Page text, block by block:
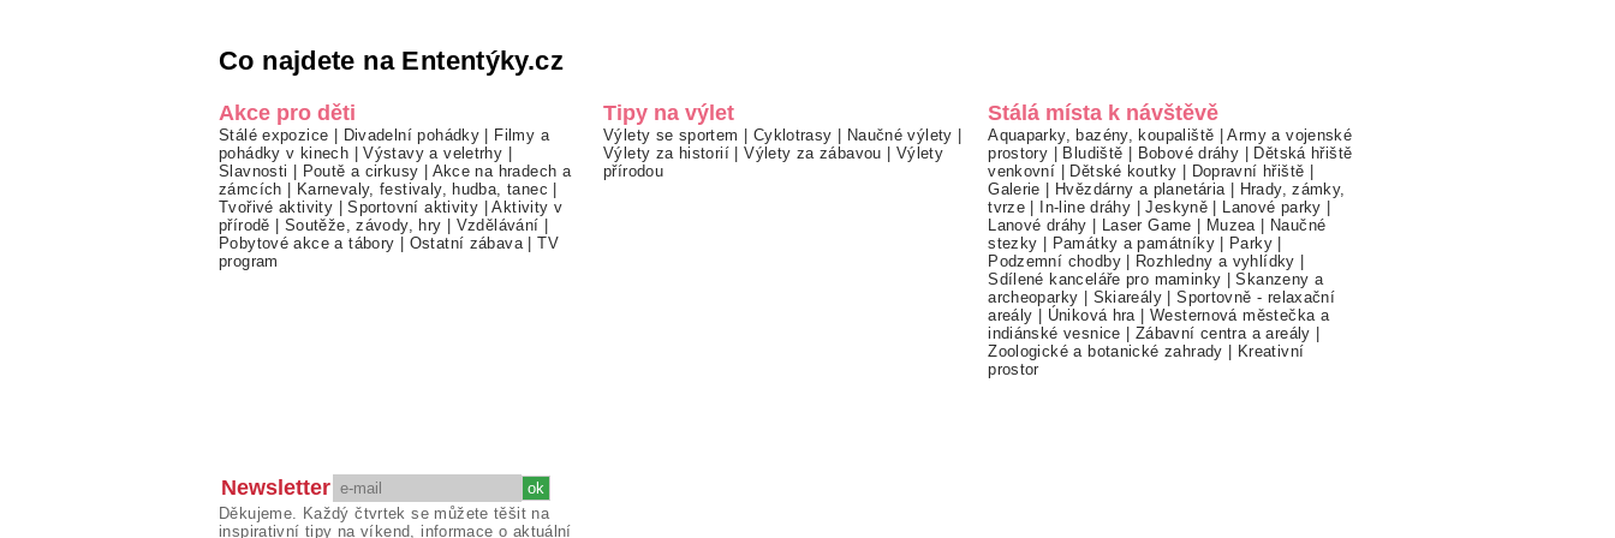
Co najdete na Ententýky.cz
Akce pro děti
Stálé expozice | Divadelní pohádky | Filmy a
pohádky v kinech |Výstavy a veletrhy |
Slavnosti | Poutě a cirkusy | Akce na hradech a
zámcích | Karnevaly, festivaly, hudba, tanec |
Tvořivé aktivity |Sportovní aktivity |Aktivity v
přírodě | Soutěže, závody, hry | Vzdělávání |
Pobytové akce a tábory | Ostatní zábava |TV
program
Tipy na výlet
Výlety se sportem | Cyklotrasy | Naučné výlety |
Výlety za historií |Výlety za zábavou | Výlety
přírodou
Stálá místa k návštěvě
Aquaparky, bazény, koupaliště |Army a vojenské
prostory | Bludiště | Bobové dráhy | Dětská hřiště
venkovní | Dětské koutky | Dopravní hřiště |
Galerie | Hvězdárny a planetária | Hrady, zámky,
tvrze | In-line dráhy |Jeskyně | Lanové parky |
Lanové dráhy | Laser Game | Muzea | Naučné
stezky | Památky a památníky| Parky |
Podzemní chodby| Rozhledny a vyhlídky |
Sdílené kanceláře pro maminky |Skanzeny a
archeoparky | Skiareály |Sportovně - relaxační
areály | Úniková hra |Westernová městečka a
indiánské vesnice | Zábavní centra a areály |
Zoologické a botanické zahrady | Kreativní
prostor
Newsletter
Děkujeme. Každý čtvrtek se můžete těšit na
inspirativní tipy na víkend, informace o aktuální